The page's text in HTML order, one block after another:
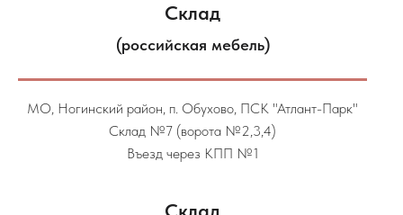
Склад
(российская мебель)
МО, Ногинский район, п. Обухово, ПСК "Атлант-Парк"
Склад №7 (ворота №2,3,4)
Въезд через КПП №1